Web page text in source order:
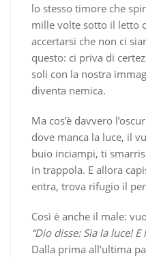
lo stesso timore che
mille volte sotto il letto
accertarsi che non ci
questo: ci priva di
soli con la nostra
diventa nemica.
Ma cos’è davvero
dove manca la luce, il
buio inciampi, ti
in trappola. E allora
entra, trova rifugio il
Così è anche il male:
“Dio disse: Sia la luce! E
Dalla prima all’ultima